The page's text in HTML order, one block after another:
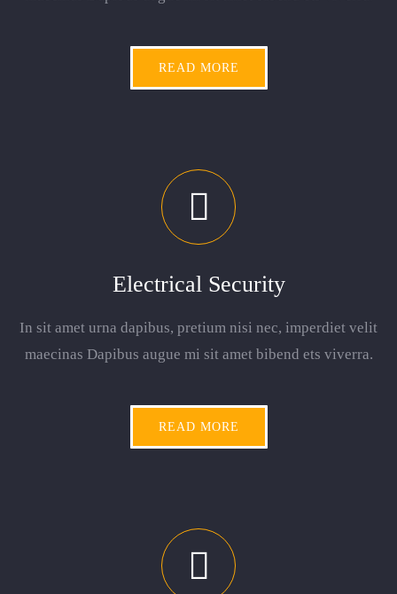
READ MORE
Electrical Security
In sit amet urna dapibus, pretium nisi nec, imperdiet velit
maecinas Dapibus augue mi sit amet bibend ets viverra.
READ MORE